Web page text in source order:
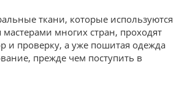
ткани, которые используются
мастерами многих стран, проходят
и проверку, а уже пошитая одежда
прежде чем поступить в